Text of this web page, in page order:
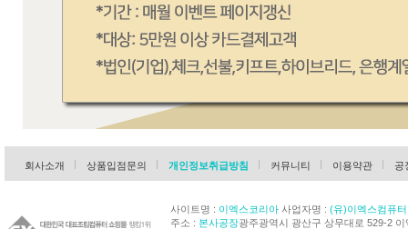
회사소개 상품입점문의 개인정보취급방침 커뮤니티 이용약관 공
사이트명 : 이엑스코리아사업자명 : (유)이엑스컴퓨터
주소 : 본사공장광주광역시 광산구 상무대로 529-2 이